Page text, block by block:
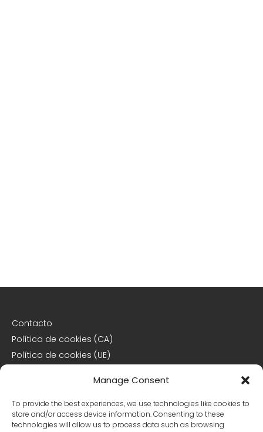
Manage Consent
To provide the best experiences, we use technologies like cookies to
store and/or access device information. Consenting to these
technologies will allow us to process data such as browsing
Contacto
Política de cookies (CA)
Política de cookies (UE)
Declaración de privacidad
Declaración de privacidad (CA)